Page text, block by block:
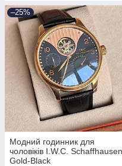
–25%
Модний годинник для
чоловіків I.W.C. Schaffhausen
Gold-Black